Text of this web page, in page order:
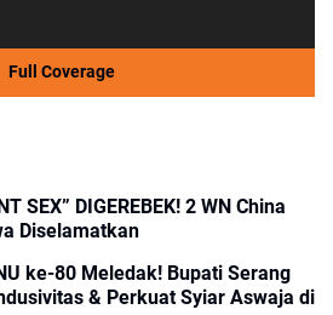
Full Coverage
SEX” DIGEREBEK! 2 WN China
ke-80 Meledak! Bupati Serang
& Perkuat Syiar Aswaja di